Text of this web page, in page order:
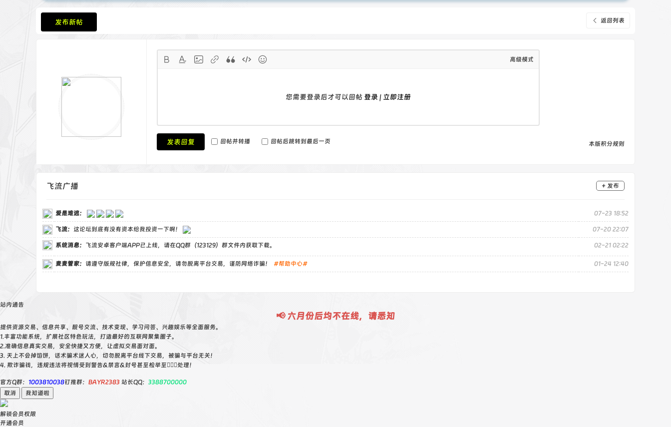
pay-vip" vip-level="2" data-toggle="tooltip" data-placement="left" title="" href="javascript:;" rel="external
nofollow" data-original-title="开通会员">立即查看<i style="margin:0 0 0 6px;" class="fa fa-angle-right em12"></i>
<a target="_blank" class="btn-block btn-no btn-lg em11 but jb-yellow" href="/" rel="nofollow noopener
<a target="_blank" class="btn-block btn-no btn-lg em12 but jb-green" href="/" rel="nofollow noopener
返回列表
发布新帖
高级模式
您需要登录后才可以回帖 登录 | 立即注册
发表回复 回帖并转播 回帖后跳转到最后一页 本版积分规则
飞流广播 + 发布
爱是难逃： 07-23 18:52
飞流： 这论坛到底有没有资本给我投资一下啊！ 07-20 22:07
系统消息： 飞流安卓客户端APP已上线，请在QQ群（123129）群文件内获取下载。 02-21 02:22
麦麦管家： 请遵守版规社律，保护信息安全，请勿脱离平台交易，谨防网络诈骗！ #帮助中心# 01-24 12:40
站内通告
📢 六月份后均不在线，请悉知
提供资源交易、信息共享、靓号交流、技术变现、学习问答、兴趣娱乐等全面服务。
1.丰富功能系统，扩展社区特色玩法，打造最好的互联网聚集圈子。
2.准确信息真实交易，安全快捷又方便，让虚拟交易面对面。
3. 天上不会掉馅饼，话术骗术迷人心，切勿脱离平台线下交易，被骗与平台无关！
4. 欺诈骗钱，违规违法将视情受到警告&禁言&封号甚至检举至👮🏻‍♀️处理！
官方Q群： 1003810038钉推群： BAYR2383 站长QQ： 3388700000
取消
我知道啦
解锁会员权限
开通会员